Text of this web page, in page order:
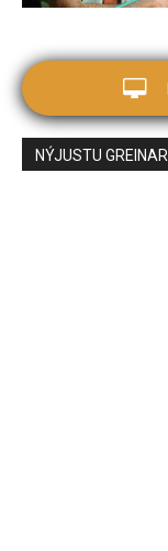
NÝJUSTU GREINAR